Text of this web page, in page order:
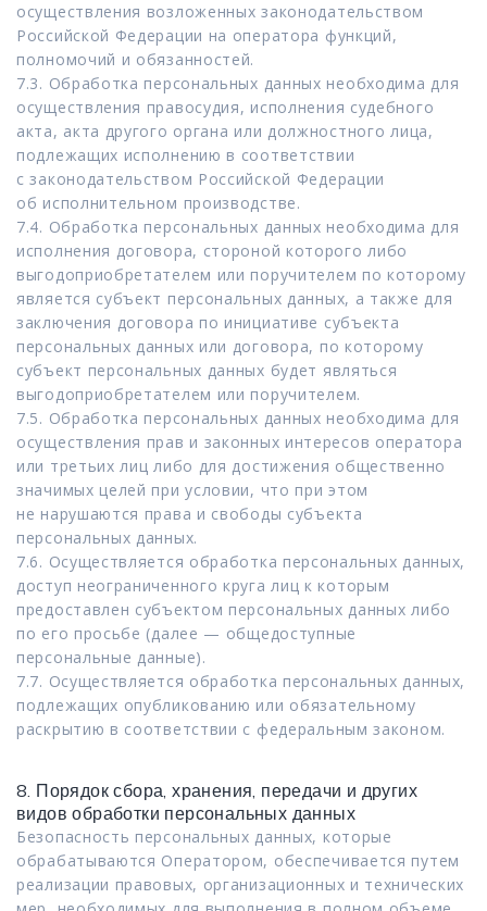
осуществления возложенных законодательством
Российской Федерации на оператора функций,
полномочий и обязанностей.
7.3. Обработка персональных данных необходима для
осуществления правосудия, исполнения судебного
акта, акта другого органа или должностного лица,
подлежащих исполнению в соответствии
с законодательством Российской Федерации
об исполнительном производстве.
7.4. Обработка персональных данных необходима для
исполнения договора, стороной которого либо
выгодоприобретателем или поручителем по которому
является субъект персональных данных, а также для
заключения договора по инициативе субъекта
персональных данных или договора, по которому
субъект персональных данных будет являться
выгодоприобретателем или поручителем.
7.5. Обработка персональных данных необходима для
осуществления прав и законных интересов оператора
или третьих лиц либо для достижения общественно
значимых целей при условии, что при этом
не нарушаются права и свободы субъекта
персональных данных.
7.6. Осуществляется обработка персональных данных,
доступ неограниченного круга лиц к которым
предоставлен субъектом персональных данных либо
по его просьбе (далее — общедоступные
персональные данные).
7.7. Осуществляется обработка персональных данных,
подлежащих опубликованию или обязательному
раскрытию в соответствии с федеральным законом.
8. Порядок сбора, хранения, передачи и других
видов обработки персональных данных
Безопасность персональных данных, которые
обрабатываются Оператором, обеспечивается путем
реализации правовых, организационных и технических